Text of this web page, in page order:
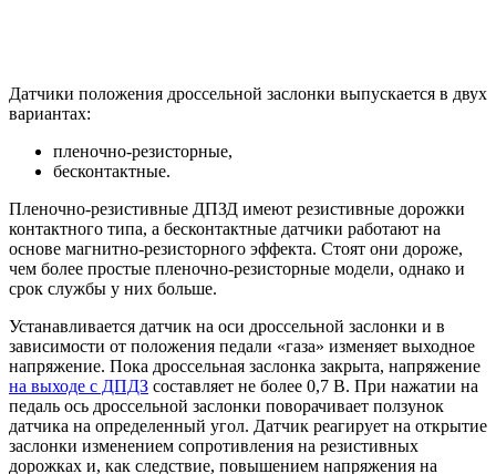
Датчики положения дроссельной заслонки выпускается в двух
вариантах:
пленочно-резисторные,
бесконтактные.
Пленочно-резистивные ДПЗД имеют резистивные дорожки
контактного типа, а бесконтактные датчики работают на
основе магнитно-резисторного эффекта. Стоят они дороже,
чем более простые пленочно-резисторные модели, однако и
срок службы у них больше.
Устанавливается датчик на оси дроссельной заслонки и в
зависимости от положения педали «газа» изменяет выходное
напряжение. Пока дроссельная заслонка закрыта, напряжение
на выходе с ДПДЗ составляет не более 0,7 В. При нажатии на
педаль ось дроссельной заслонки поворачивает ползунок
датчика на определенный угол. Датчик реагирует на открытие
заслонки изменением сопротивления на резистивных
дорожках и, как следствие, повышением напряжения на